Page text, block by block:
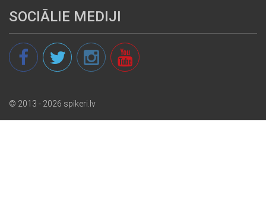
SOCIĀLIE MEDIJI
© 2013 - 2026 spikeri.lv